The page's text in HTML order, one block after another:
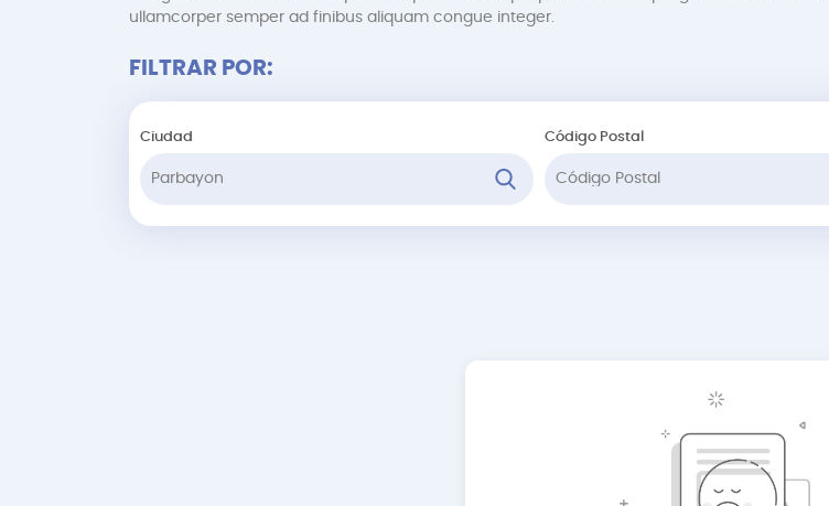
ullamcorper semper ad finibus aliquam congue integer.
FILTRAR POR:
Ciudad Código Postal